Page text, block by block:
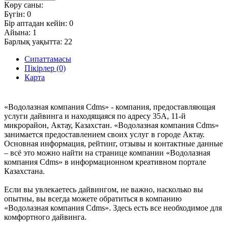
Көру саны:
Бүгін: 0
Бір аптадан кейін: 0
Айына: 1
Барлық уақытта: 22
Сипаттамасы
Пікірлер (0)
Карта
«Водолазная компания Cdms» - компания, предоставляющая
услуги дайвинга и находящаяся по адресу 35А, 11-й
микрорайон, Актау, Казахстан. «Водолазная компания Cdms»
занимается предоставлением своих услуг в городе Актау.
Основная информация, рейтинг, отзывы и контактные данные
– всё это можно найти на странице компании «Водолазная
компания Cdms» в информационном креативном портале
Казахстана.
Если вы увлекаетесь дайвингом, не важно, насколько вы
опытны, вы всегда можете обратиться в компанию
«Водолазная компания Cdms». Здесь есть все необходимое для
комфортного дайвинга.